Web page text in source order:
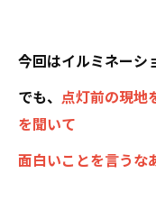
今回はイルミネーシ
でも、 点灯前の現地
を聞いて
面白いことを言うな